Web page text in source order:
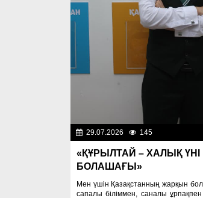
29.07.2026 145
«ҚҰРЫЛТАЙ – ХАЛЫҚ ҮНІ
БОЛАШАҒЫ»
Мен үшін Қазақстанның жарқын
сапалы біліммен, саналы